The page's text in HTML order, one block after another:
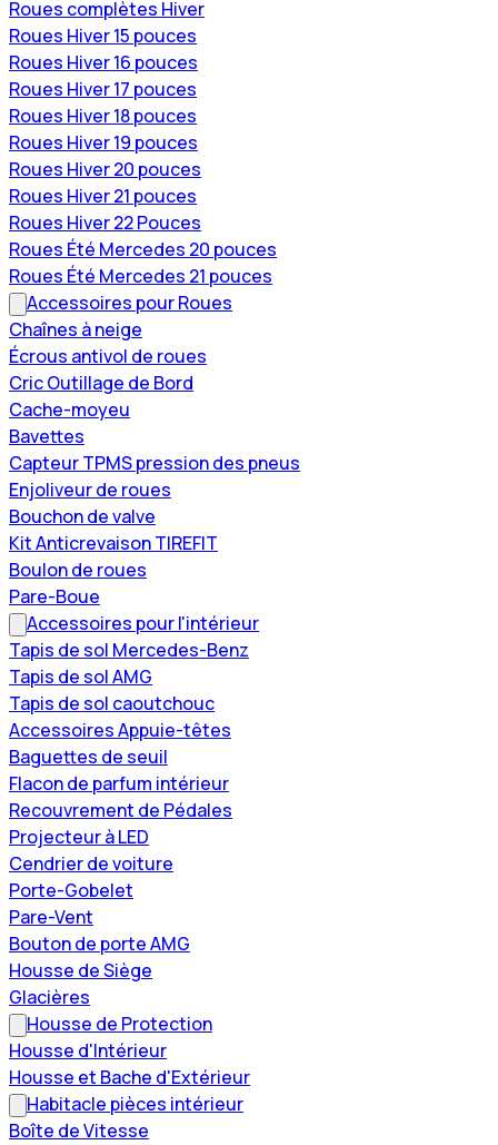
Roues complètes Hiver
Roues Hiver 15 pouces
Roues Hiver 16 pouces
Roues Hiver 17 pouces
Roues Hiver 18 pouces
Roues Hiver 19 pouces
Roues Hiver 20 pouces
Roues Hiver 21 pouces
Roues Hiver 22 Pouces
Roues Été Mercedes 20 pouces
Roues Été Mercedes 21 pouces
Accessoires pour Roues
Chaînes à neige
Écrous antivol de roues
Cric Outillage de Bord
Cache-moyeu
Bavettes
Capteur TPMS pression des pneus
Enjoliveur de roues
Bouchon de valve
Kit Anticrevaison TIREFIT
Boulon de roues
Pare-Boue
Accessoires pour l'intérieur
Tapis de sol Mercedes-Benz
Tapis de sol AMG
Tapis de sol caoutchouc
Accessoires Appuie-têtes
Baguettes de seuil
Flacon de parfum intérieur
Recouvrement de Pédales
Projecteur à LED
Cendrier de voiture
Porte-Gobelet
Pare-Vent
Bouton de porte AMG
Housse de Siège
Glacières
Housse de Protection
Housse d'Intérieur
Housse et Bache d'Extérieur
Habitacle pièces intérieur
Boîte de Vitesse